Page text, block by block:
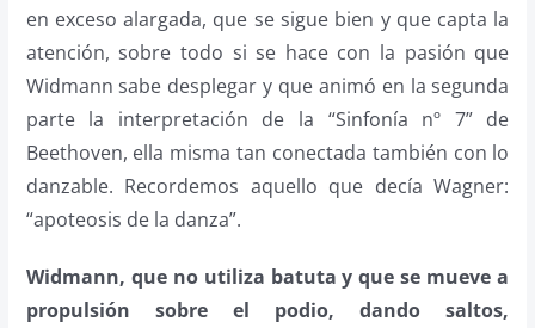
en exceso alargada, que se sigue bien y que capta la
atención, sobre todo si se hace con la pasión que
Widmann sabe desplegar y que animó en la segunda
parte la interpretación de la “Sinfonía nº 7” de
Beethoven, ella misma tan conectada también con lo
danzable. Recordemos aquello que decía Wagner:
“apoteosis de la danza”.
Widmann, que no utiliza batuta y que se mueve a
propulsión sobre el podio, dando saltos,